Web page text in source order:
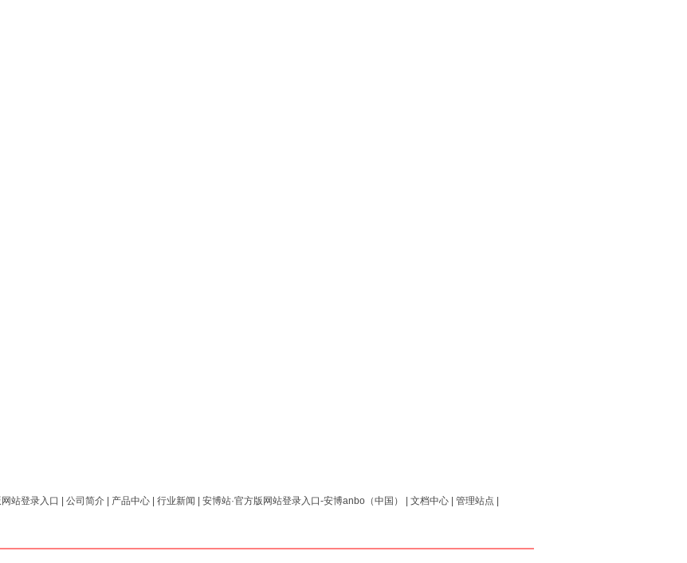
站登录入口 公司简介 产品中心 行业新闻 安博站·官方版网站登录入口-安博anbo（中国） 文档中心 管理站点